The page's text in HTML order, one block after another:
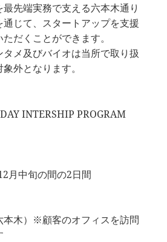
先端実務で支える六本木通り
通じて、スタートアップを支援
だくことができます。
メ及びバイオは当所で取り扱
外となります。
INTERSHIP PROGRAM
月中旬の間の2日間
本木）※顧客のオフィスを訪問